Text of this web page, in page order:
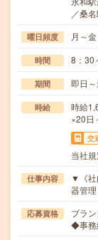
／桑
曜日頻度 月～金
時間 8：30
期間 即日
時給
時給
×20日
交
当社
仕事内容
▼《社
器管
応募資格
ブラ
◆事務